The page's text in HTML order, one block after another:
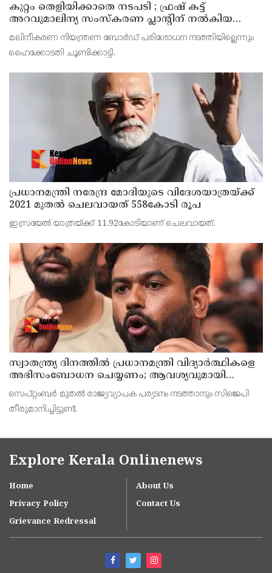
കുറ്റം തെളിയിക്കാതെ നടപടി ; ഫ്രഷ് കട്ട്
അറവുമാലിന്യ സംസ്‌കരണ പ്ലാന്റിന് നല്‍കിയ
സ്റ്റോപ്പ് മെമ്മോയില്‍ ഗുരുതര വീഴ്ചയെന്ന്
ഹൈക്കോടതി
മലിനീകരണ നിയന്ത്രണ ബോര്‍ഡ് പരിശോധന നടത്തിയില്ലെന്നും
ഹൈക്കോടതി ചൂണ്ടിക്കാട്ടി.
പ്രധാനമന്ത്രി നരേന്ദ്ര മോദിയുടെ വിദേശയാത്രയ്ക്ക്
2021 മുതല്‍ ചെലവായത് 558കോടി രൂപ
ഇസ്രയേല്‍ യാത്രയ്ക്ക് 11.92കോടിയാണ് ചെലവായത്.
സ്വാതന്ത്ര്യ ദിനത്തില്‍ പ്രധാനമന്ത്രി വിദ്യാര്‍ത്ഥികളെ
അഭിസംബോധന ചെയ്യണം; ആവശ്യവുമായി
അഭിജീത് ദീപ്കെ
സെപ്റ്റംബര്‍ മുതല്‍ രാജ്യവ്യാപക പര്യടനം നടത്താനും സിജെപി
തീരുമാനിച്ചിട്ടുണ്ട്.
Explore Kerala Onlinenews
Home
About Us
Privacy Policy
Contact Us
Grievance Redressal